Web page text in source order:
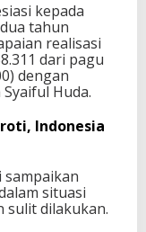
kepada
tahun
realisasi
dari pagu
dengan
Huda.
Indonesia
situasi
sulit dilakukan.